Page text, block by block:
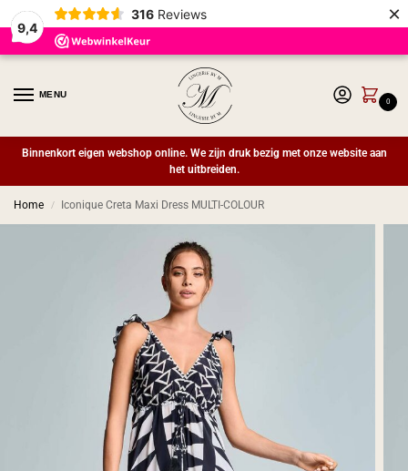
9,4
316 Reviews ×
MENU
0
Binnenkort eigen webshop online. We zijn druk bezig met onze website aan
het uitbreiden.
Home / Iconique Creta Maxi Dress MULTI-COLOUR